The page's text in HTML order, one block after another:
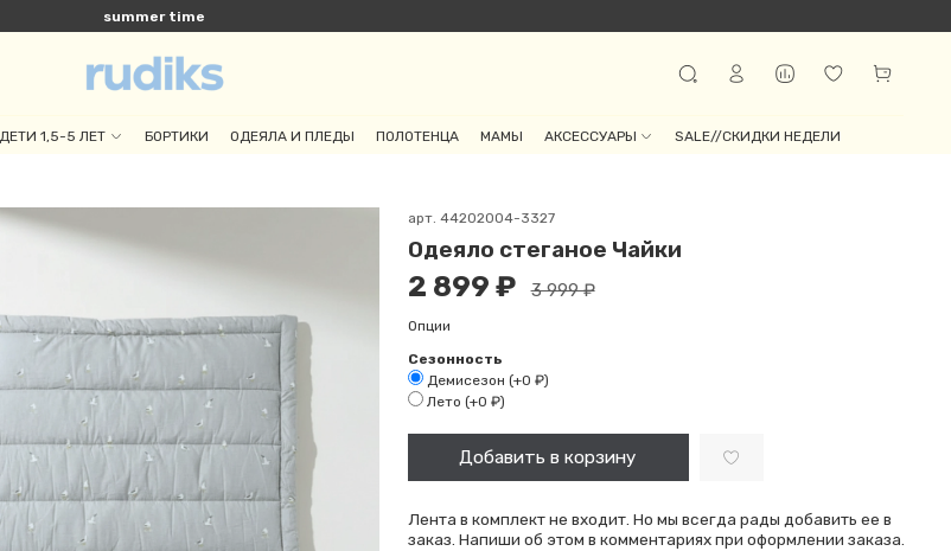
summer time
ДЕТИ 1,5-5 ЛЕТ БОРТИКИ ОДЕЯЛА И ПЛЕДЫ ПОЛОТЕНЦА МАМЫ АКСЕССУАРЫ SALE//СКИДКИ НЕДЕЛИ
арт. 44202004-3327
Одеяло стеганое Чайки
2 899 ₽ 3 999 ₽
Добавить в корзину
Опции
Сезонность
Демисезон (+0 ₽)
Лето (+0 ₽)
Лента в комплект не входит. Но мы всегда рады добавить ее в
заказ. Напиши об этом в комментариях при оформлении заказа.